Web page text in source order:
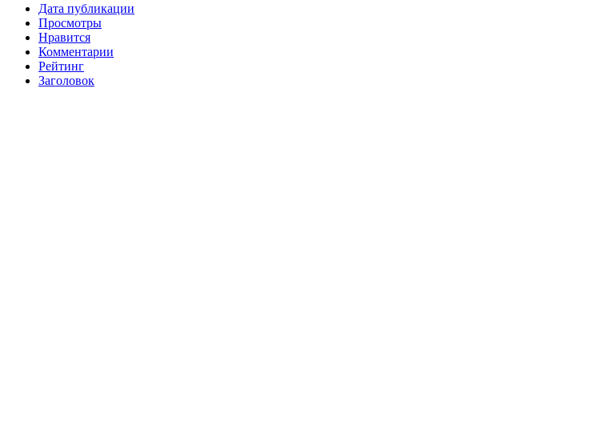
Дата публикации
Просмотры
Нравится
Комментарии
Рейтинг
Заголовок